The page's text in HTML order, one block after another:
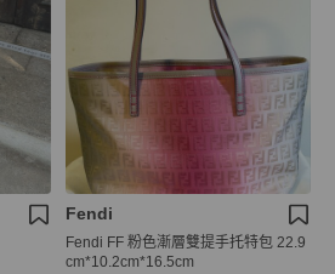
Fendi
Fendi FF 粉色漸層雙提手托特包 22.9
cm*10.2cm*16.5cm